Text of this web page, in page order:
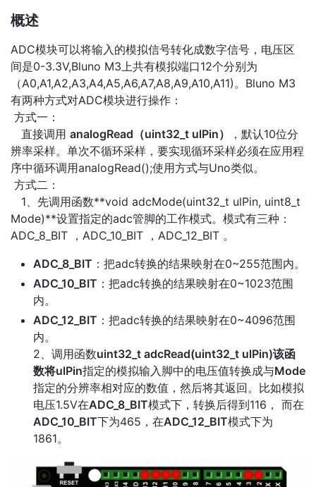
概述
ADC模块可以将输入的模拟信号转化成数字信号，电压区
间是0-3.3V,Bluno M3上共有模拟端口12个分别为
（A0,A1,A2,A3,A4,A5,A6,A7,A8,A9,A10,A11)。Bluno M3
有两种方式对ADC模块进行操作：
方式一：
直接调用 analogRead（uint32_t ulPin）
，默认10位分
辨率采样。单次不循环采样，要实现循环采样必须在应用程
序中循环调用analogRead();使用方式与Uno类似。
方式二：
1、先调用函数**void adcMode(uint32_t ulPin, uint8_t
Mode)**设置指定的adc管脚的工作模式。模式有三种：
ADC_8_BIT ，ADC_10_BIT ，ADC_12_BIT 。
ADC_8_BIT ：把adc转换的结果映射在0~255范围内。
ADC_10_BIT ：把adc转换的结果映射在0~1023范围
内。
ADC_12_BIT ：把adc转换的结果映射在0~4096范围
内。
2、调用函数uint32_t adcRead(uint32_t ulPin)该函
数将ulPin指定的模拟输入脚中的电压值转换成与Mode
指定的分辨率相对应的数值，然后将其返回。比如模拟
电压1.5V在ADC_8_BIT模式下，转换后得到116， 而在
ADC_10_BIT下为465，在ADC_12_BIT模式下为
1861。